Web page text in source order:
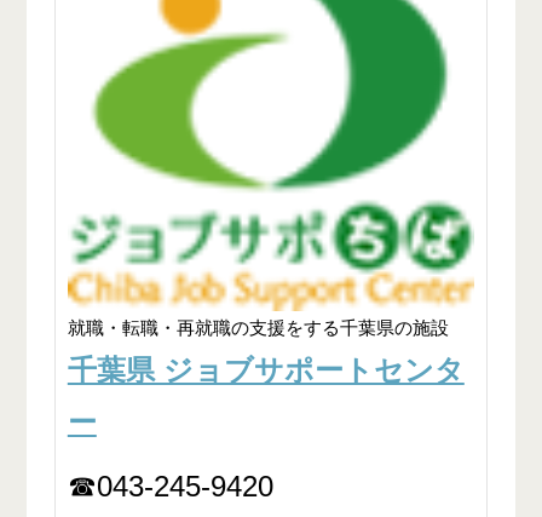
就職・転職・再就職の支援をする千葉県の施設
千葉県 ジョブサポートセンタ
ー
☎043-245-9420